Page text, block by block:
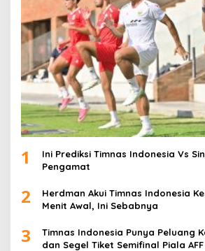
1
Ini Prediksi Timnas Indonesia Vs
Pengamat
2
Herdman Akui Timnas Indonesia
Menit Awal, Ini Sebabnya
3
Timnas Indonesia Punya Peluang
dan Segel Tiket Semifinal Piala AFF